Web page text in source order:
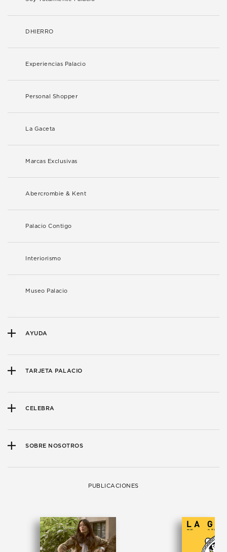
DHIERRO
Experiencias Palacio
Personal Shopper
La Gaceta
Marcas Exclusivas
Abercrombie & Kent
Palacio Contigo
Interiorismo
Museo Palacio
AYUDA
TARJETA PALACIO
CELEBRA
SOBRE NOSOTROS
PUBLICACIONES